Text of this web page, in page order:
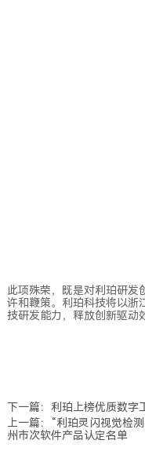
此项殊荣，既是对利珀研发
许和鞭策。利珀科技将以浙
技研发能力，释放创新驱动
下一篇：利珀上榜优质数字
上一篇：“利珀灵闪视觉检
州市次软件产品认定名单